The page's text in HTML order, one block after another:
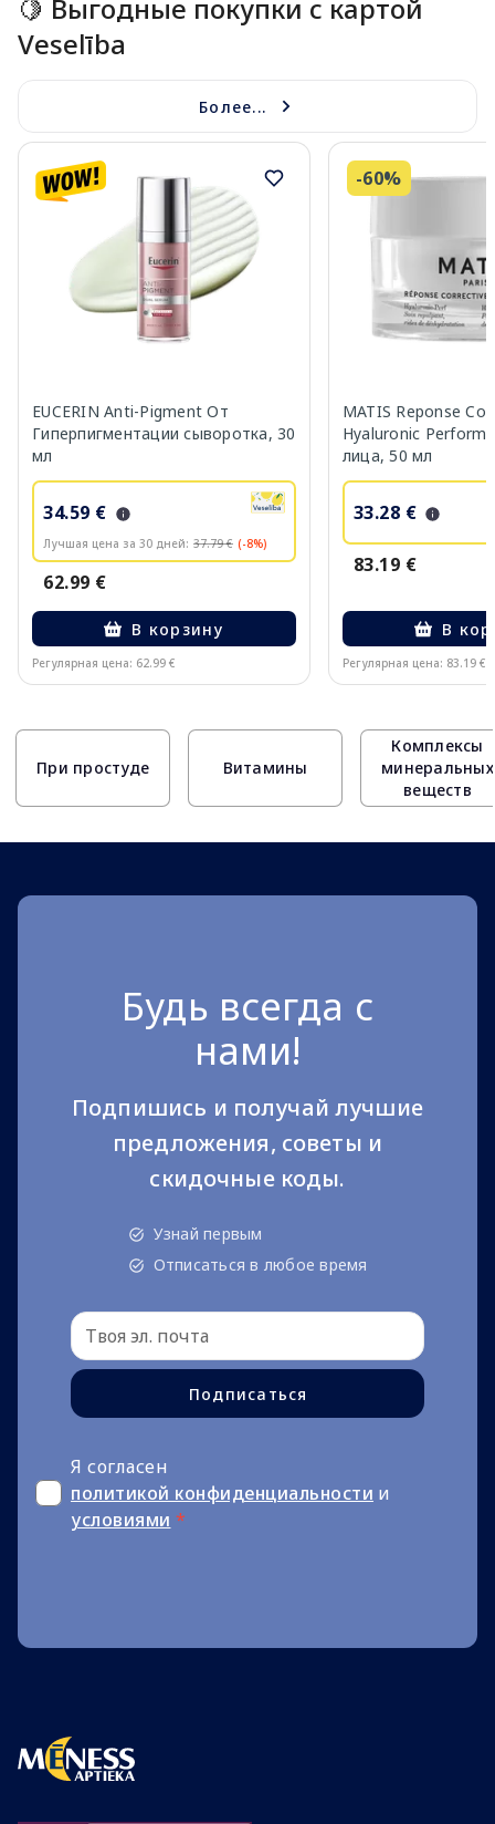
🍋 Выгодные покупки с картой
Veselība
Более...
EUCERIN Anti-Pigment От
Гиперпигментации сыворотка, 30
мл
34.59 €
Лучшая цена за 30 дней: 37.79 € (-8%)
62.99 €
В корзину
Регулярная цена: 62.99 €
-60%
MATIS Reponse
Hyaluronic
лица, 50 мл
33.28 €
83.19 €
В
Регулярная цена: 83.19 €
При простуде Витамины
Комплексы
минеральных
веществ
Будь всегда с
нами!
Подпишись и получай лучшие
предложения, советы и
скидочные коды.
Узнай первым
Отписаться в любое время
Подписаться
Я согласен
политикой конфиденциальности и
условиями *